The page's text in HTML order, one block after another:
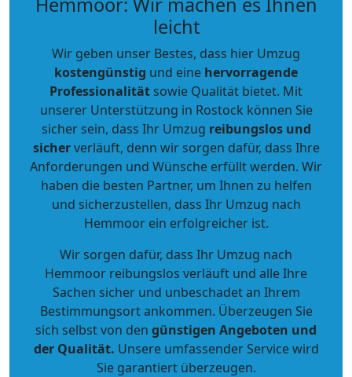
leicht
Wir geben unser Bestes, dass hier Umzug
kostengünstig und eine hervorragende
Professionalitätsowie Qualität bietet. Mit
unserer Unterstützung in Rostock können Sie
sicher sein, dass Ihr Umzug reibungslos und
sicherverläuft, denn wir sorgen dafür, dass Ihre
Anforderungen und Wünsche erfüllt werden. Wir
haben die besten Partner, um Ihnen zu helfen
und sicherzustellen, dass Ihr Umzug nach
Hemmoor ein erfolgreicher ist.
Wir sorgen dafür, dass Ihr Umzug nach
Hemmoor reibungslos verläuft und alle Ihre
Sachen sicher und unbeschadet an Ihrem
Bestimmungsort ankommen. Überzeugen Sie
sich selbst von den günstigen Angeboten und
der Qualität. Unsere umfassender Service wird
Sie garantiert überzeugen.